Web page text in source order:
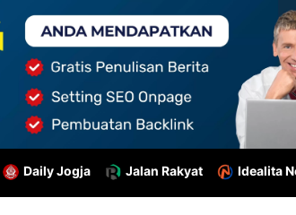
Daily Jogja Jalan Rakyat Idealita